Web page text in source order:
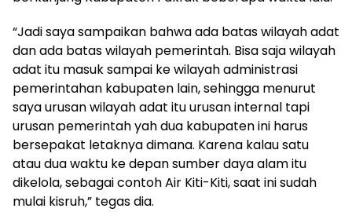
“Jadi saya sampaikan bahwa ada batas wilayah adat
dan ada batas wilayah pemerintah. Bisa saja wilayah
adat itu masuk sampai ke wilayah administrasi
pemerintahan kabupaten lain, sehingga menurut
saya urusan wilayah adat itu urusan internal tapi
urusan pemerintah yah dua kabupaten ini harus
bersepakat letaknya dimana. Karena kalau satu
atau dua waktu ke depan sumber daya alam itu
dikelola, sebagai contoh Air Kiti-Kiti, saat ini sudah
mulai kisruh,” tegas dia.